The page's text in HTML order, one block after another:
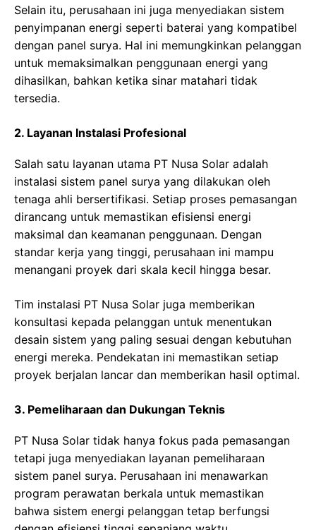
Selain itu, perusahaan ini juga menyediakan sistem
penyimpanan energi seperti baterai yang kompatibel
dengan panel surya. Hal ini memungkinkan pelanggan
untuk memaksimalkan penggunaan energi yang
dihasilkan, bahkan ketika sinar matahari tidak
tersedia.
2. Layanan Instalasi Profesional
Salah satu layanan utama PT Nusa Solar adalah
instalasi sistem panel surya yang dilakukan oleh
tenaga ahli bersertifikasi. Setiap proses pemasangan
dirancang untuk memastikan efisiensi energi
maksimal dan keamanan penggunaan. Dengan
standar kerja yang tinggi, perusahaan ini mampu
menangani proyek dari skala kecil hingga besar.
Tim instalasi PT Nusa Solar juga memberikan
konsultasi kepada pelanggan untuk menentukan
desain sistem yang paling sesuai dengan kebutuhan
energi mereka. Pendekatan ini memastikan setiap
proyek berjalan lancar dan memberikan hasil optimal.
3. Pemeliharaan dan Dukungan Teknis
PT Nusa Solar tidak hanya fokus pada pemasangan
tetapi juga menyediakan layanan pemeliharaan
sistem panel surya. Perusahaan ini menawarkan
program perawatan berkala untuk memastikan
bahwa sistem energi pelanggan tetap berfungsi